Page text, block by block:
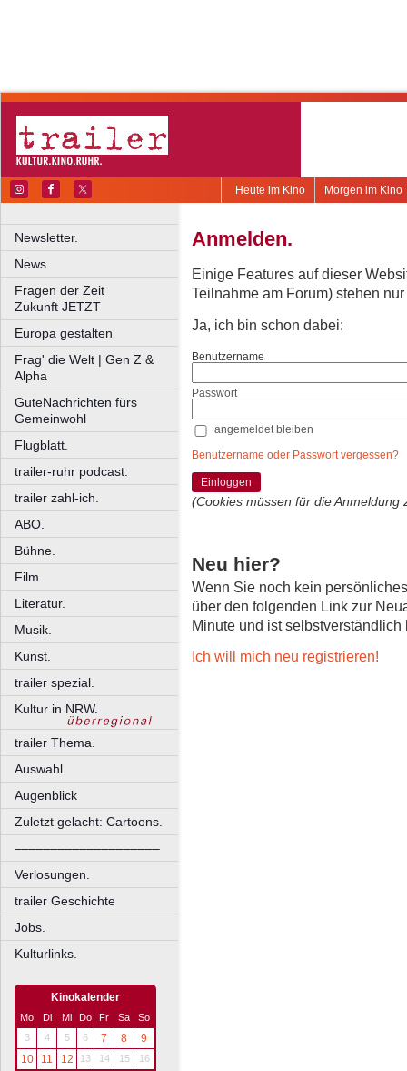
Morgen im Kino
Heute im Kino
Newsletter.
News.
Fragen der Zeit
Zukunft JETZT
Europa gestalten
Frag' die Welt | Gen Z &
Alpha
GuteNachrichten fürs
Gemeinwohl
Flugblatt.
trailer-ruhr podcast.
trailer zahl-ich.
ABO.
Bühne.
Film.
Literatur.
Musik.
Kunst.
trailer spezial.
Kultur in NRW.
trailer Thema.
Auswahl.
Augenblick
Zuletzt gelacht: Cartoons.
––––––––––––––––––––
Verlosungen.
trailer Geschichte
Jobs.
Kulturlinks.
Kinokalender
Mo Di Mi Do Fr Sa
So
3
4 5 6 7 8
9
10
11 12 13 14 15 16
Anmelden.
Einige Features auf dieser
Teilnahme am Forum) stehen
Ja, ich bin schon dabei:
Benutzername
Passwort
angemeldet bleiben
Benutzername oder Passwort vergessen?
Einloggen
(Cookies müssen für die Anmeldung
Neu hier?
Wenn Sie noch kein
über den folgenden Link zur
Minute und ist selbstverständlich
Ich will mich neu registrieren!